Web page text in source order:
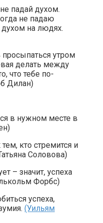
падай духом.
не падаю
на людях.
утром
делать между
что тебе по-
Дилан)
в нужном месте в
кто стремится и
Соловова)
– значит, успеха
Форбс)
успеха,
(Уильям